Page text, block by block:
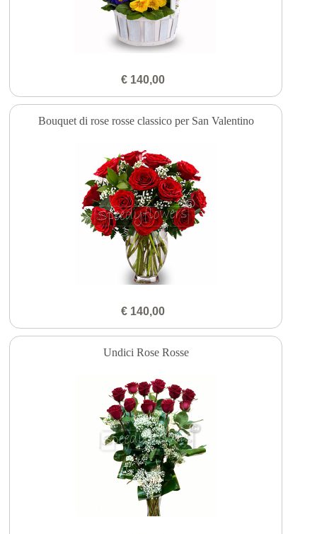
€ 140,00
Bouquet di rose rosse classico per San Valentino
€ 140,00
Undici Rose Rosse